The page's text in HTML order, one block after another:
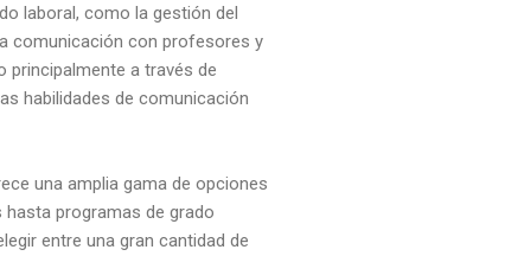
laboral, como la gestión del
comunicación con profesores y
principalmente a través de
habilidades de comunicación
una amplia gama de opciones
programas de grado
entre una gran cantidad de